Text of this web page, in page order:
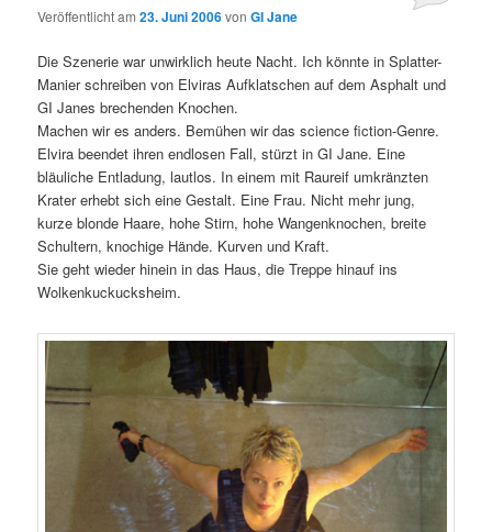
Veröffentlicht am23. Juni 2006vonGI Jane
Die Szenerie war unwirklich heute Nacht. Ich könnte in Splatter-
Manier schreiben von Elviras Aufklatschen auf dem Asphalt und
GI Janes brechenden Knochen.
Machen wir es anders. Bemühen wir das science fiction-Genre.
Elvira beendet ihren endlosen Fall, stürzt in GI Jane. Eine
bläuliche Entladung, lautlos. In einem mit Raureif umkränzten
Krater erhebt sich eine Gestalt. Eine Frau. Nicht mehr jung,
kurze blonde Haare, hohe Stirn, hohe Wangenknochen, breite
Schultern, knochige Hände. Kurven und Kraft.
Sie geht wieder hinein in das Haus, die Treppe hinauf ins
Wolkenkuckucksheim.